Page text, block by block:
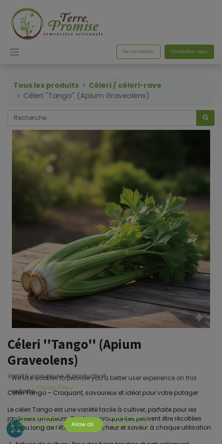
Se connecter Contactez-nous
Tous les produits
Céleri / céleri-rave
Céleri ''Tango'' (Apium Graveolens)
Céleri ''Tango'' (Apium
Graveolens)
Variété vigoureuse et productive!
Céleri Tango – Croquant, savoureux et idéal pour votre potager
Le céleri Tango est une variété facile à cultiver, parfaite pour les
jardiniers amateurs. Ses tiges croquantes peuvent être récoltées
tout au long de l’été, offrant fraîcheur et saveur à chaque utilisation.
We use cookies to provide you a better user experience on this
website. Cookie Policy
Only essentials Allow all Customize